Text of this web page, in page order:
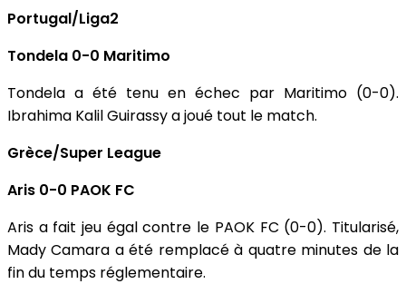
Portugal/Liga2
Tondela 0-0 Maritimo
Tondela a été tenu en échec par Maritimo (0-0).
Ibrahima Kalil Guirassy a joué tout le match.
Grèce/Super League
Aris 0-0 PAOK FC
Aris a fait jeu égal contre le PAOK FC (0-0). Titularisé,
Mady Camara a été remplacé à quatre minutes de la
fin du temps réglementaire.